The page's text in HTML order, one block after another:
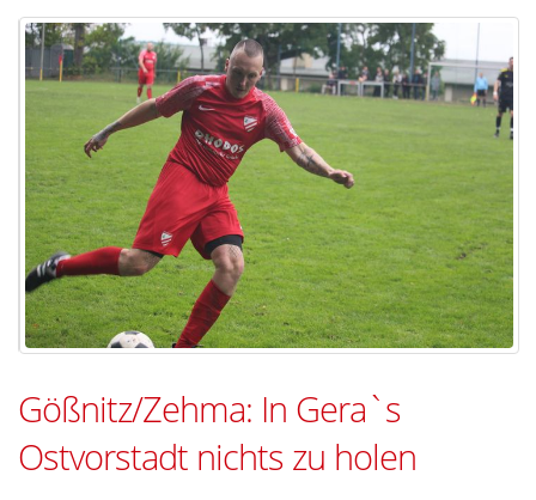
Gößnitz/Zehma: In Gera`s
Ostvorstadt nichts zu holen